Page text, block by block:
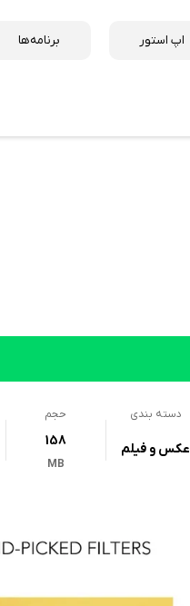
اپ استور برنامه‌ها
دسته بندی
عکس و فیلم
حجم
158
MB